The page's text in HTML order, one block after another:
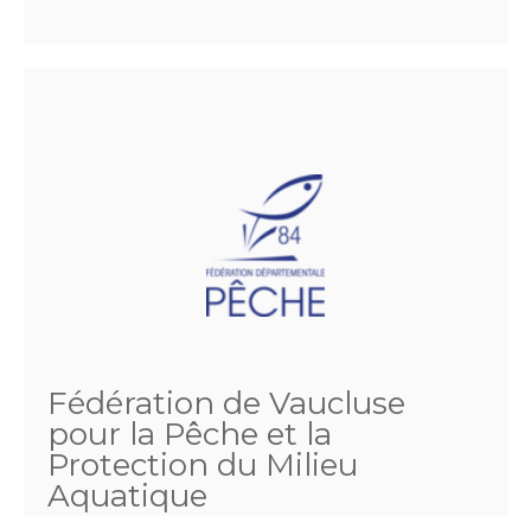
Fédération de Vaucluse
pour la Pêche et la
Protection du Milieu
Aquatique